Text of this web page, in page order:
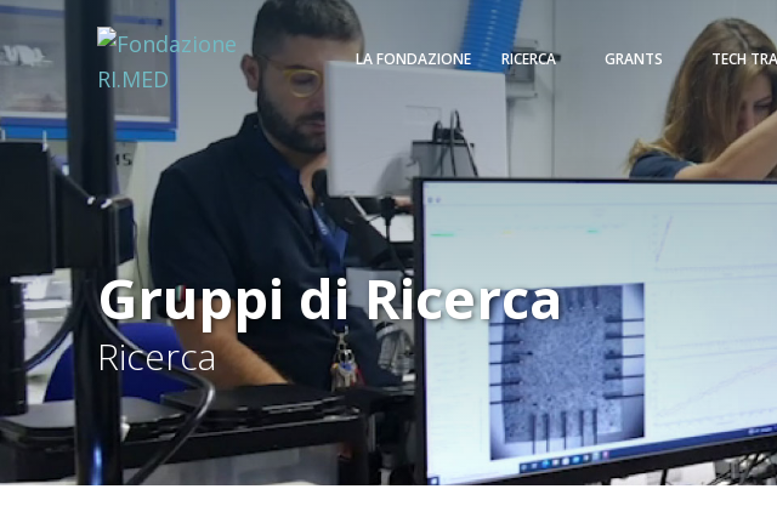
LA FONDAZIONE RICERCA GRANTS TECH
Gruppi di Ricerca
Ricerca